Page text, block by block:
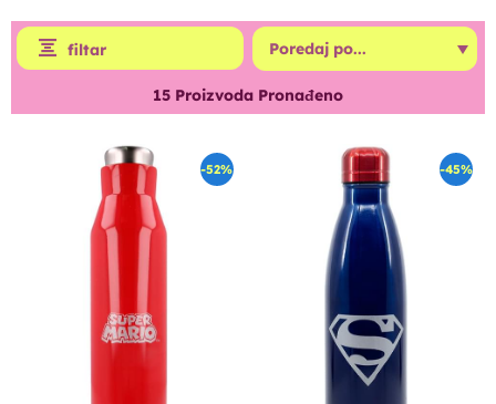
filtar
15 Proizvoda Pronađeno
-52% -45%